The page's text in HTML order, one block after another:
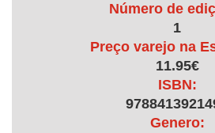
Número de
1
Preço varejo na
11.95€
ISBN:
Genero: